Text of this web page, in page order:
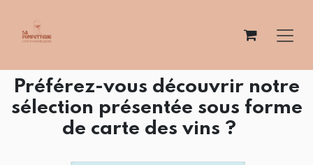
Préférez-vous découvrir notre
sélection présentée sous forme
de carte des vins ?